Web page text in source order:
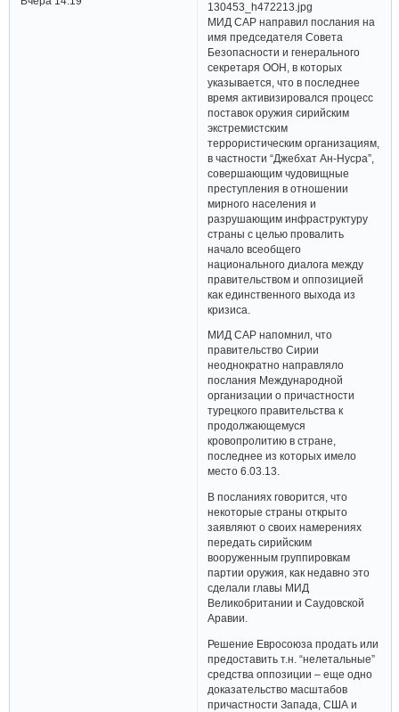
МИД САР направил послания на
имя председателя Совета
Безопасности и генерального
секретаря ООН, в которых
указывается, что в последнее
время активизировался процесс
поставок оружия сирийским
экстремистским
террористическим организациям,
в частности “Джебхат Ан-Нусра”,
совершающим чудовищные
преступления в отношении
мирного населения и
разрушающим инфраструктуру
страны с целью провалить
начало всеобщего
национального диалога между
правительством и оппозицией
как единственного выхода из
кризиса.
МИД САР напомнил, что
правительство Сирии
неоднократно направляло
послания Международной
организации о причастности
турецкого правительства к
продолжающемуся
кровопролитию в стране,
последнее из которых имело
место 6.03.13.
В посланиях говорится, что
некоторые страны открыто
заявляют о своих намерениях
передать сирийским
вооруженным группировкам
партии оружия, как недавно это
сделали главы МИД
Великобритании и Саудовской
Аравии.
Решение Евросоюза продать или
предоставить т.н. “нелетальные”
средства оппозиции – еще одно
доказательство масштабов
причастности Запада, США и